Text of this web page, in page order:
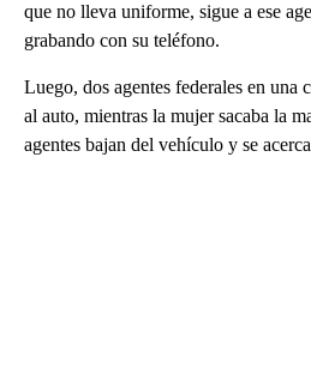
que no lleva uniforme, sigue a ese
grabando con su teléfono.
Luego, dos agentes federales en una
al auto, mientras la mujer sacaba la
agentes bajan del vehículo y se